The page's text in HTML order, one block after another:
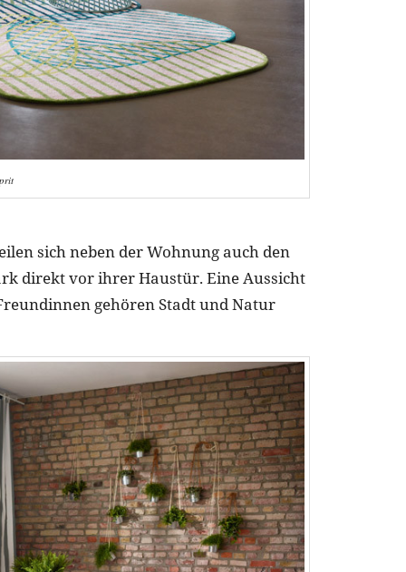
sich neben der Wohnung auch den
direkt vor ihrer Haustür. Eine Aussicht
gehören Stadt und Natur